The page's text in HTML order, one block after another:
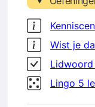
Wist je
Lingo 5